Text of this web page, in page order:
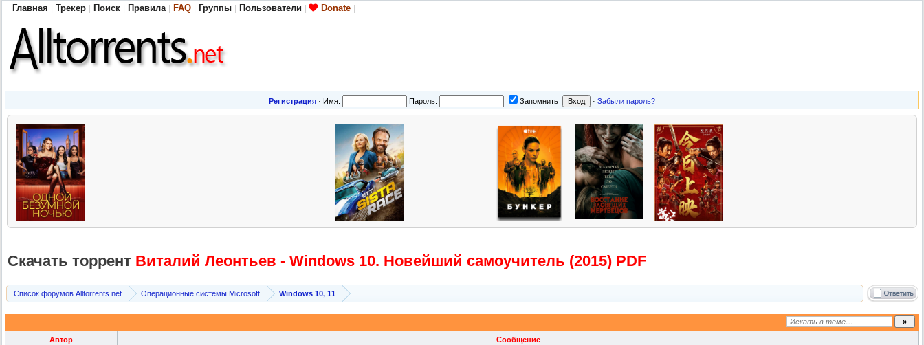
Главная Трекер Поиск Правила FAQ Группы Пользователи Donate
Регистрация · Имя: Пароль: Запомнить · Забыли пароль?
Скачать торрент Виталий Леонтьев - Windows 10. Новейший самоучитель (2015) PDF
Список форумов Alltorrents.net Операционные системы Microsoft Windows 10, 11
Автор Сообщение